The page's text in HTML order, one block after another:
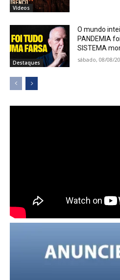
Vídeos
Destaques
O mundo
PANDEMIA
SISTEMA
sábado, 08/08/